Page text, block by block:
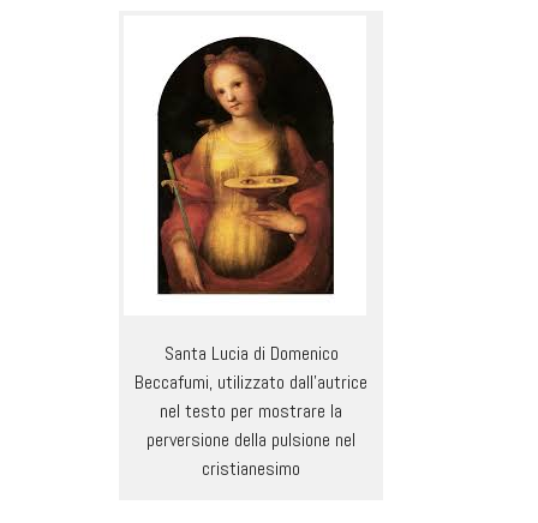
Santa Lucia di Domenico
Beccafumi, utilizzato dall’autrice
nel testo per mostrare la
perversione della pulsione nel
cristianesimo